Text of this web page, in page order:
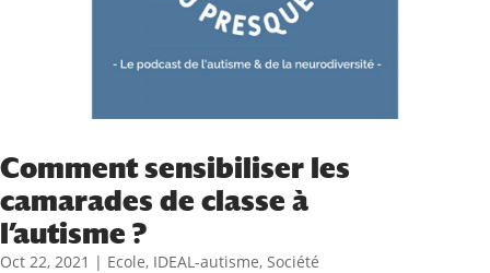
Comment sensibiliser les
camarades de classe à
l’autisme ?
Oct 22, 2021 | Ecole, IDEAL-autisme, Société